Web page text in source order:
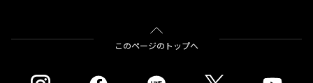
このページのトップへ